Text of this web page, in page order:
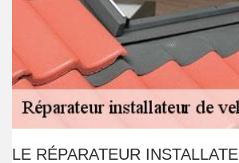
LE RÉPARATEUR